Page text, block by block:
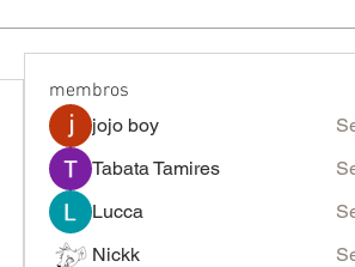
membros
jojo boy
Tabata Tamires
Lucca
Nickk